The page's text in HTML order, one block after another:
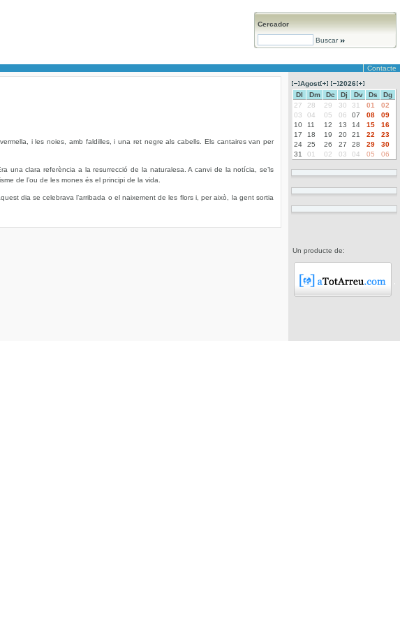
Cercador
Buscar
Contacte
i les noies, amb faldilles, i una ret negre als cabells. Els cantaires van per
una clara referència a la resurrecció de la naturalesa. A canvi de la notícia, se’ls
de l’ou de les mones és el principi de la vida.
dia se celebrava l’arribada o el naixement de les flors i, per això, la gent sortia
Agost
2026
Dl
Dm Dc Dj Dv Ds
Dg
27
28 29 30 31 01
02
03
04 05 06 07 08
09
10
11 12 13 14 15
16
17
18 19 20 21 22
23
24
25 26 27 28 29
30
31
01 02 03 04 05 06
Un producte de: